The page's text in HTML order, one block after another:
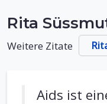
Rita
Weitere Zitate
Aids ist